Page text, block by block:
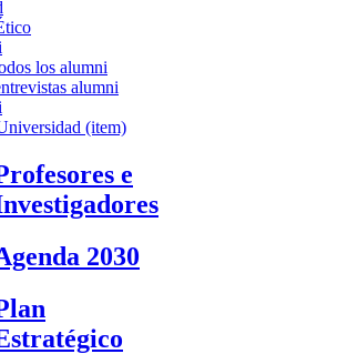
los alumni
alumni
(item)
e
2030